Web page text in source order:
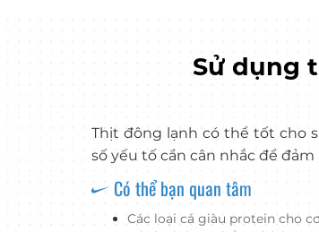
Sử dụng
Thịt đông lạnh có thể tốt cho
số yếu tố cần cân nhắc để
Có thể bạn quan tâm
Các loại cá giàu protein cho